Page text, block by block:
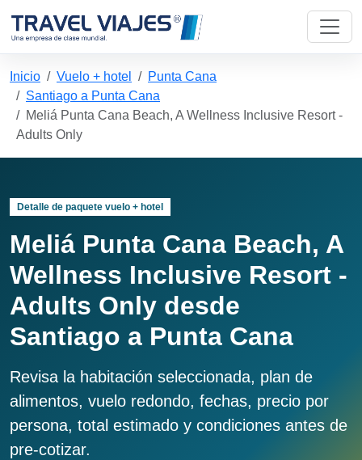
Inicio Vuelo + hotel
Punta Cana
Santiago a Punta Cana
Meliá Punta Cana Beach, A Wellness Inclusive Resort -
Adults Only
Detalle de paquete vuelo + hotel
Meliá Punta Cana Beach, A
Wellness Inclusive Resort -
Adults Only desde
Santiago a Punta Cana
Revisa la habitación seleccionada, plan de
alimentos, vuelo redondo, fechas, precio por
persona, total estimado y condiciones antes de
pre-cotizar.